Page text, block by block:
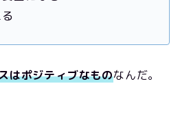
はポジティブなものなんだ。